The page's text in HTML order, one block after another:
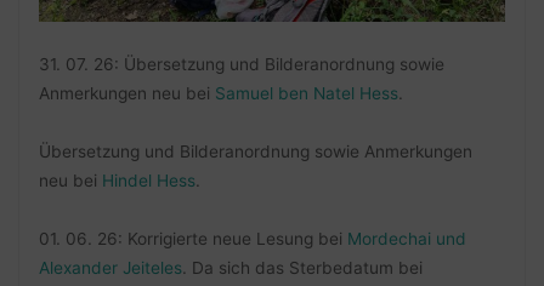
31. 07. 26: Übersetzung und Bilderanordnung sowie
Anmerkungen neu bei Samuel ben Natel Hess.
Übersetzung und Bilderanordnung sowie Anmerkungen
neu bei Hindel Hess.
01. 06. 26: Korrigierte neue Lesung bei Mordechai und
Alexander Jeiteles. Da sich das Sterbedatum bei